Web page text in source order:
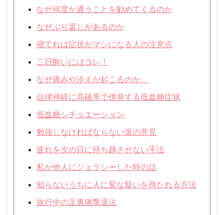
なぜ何度か通うことを勧めてくるのか
なぜぶり返しがあるのか
寝てれば症状がマシになる人の注意点
二日酔いにはコレ！
なぜ痛みや冷えが起こるのか。
自律神経に高確率で併発する低血糖症状
低血糖シチュエーション
勉強しなければならない派の意見
疲れを次の日に持ち越させない手法
私が他人にジェラシーした時の話
知らないうちに人に変な疑いを持たれる方法
旅行中の足裏痛撃退法